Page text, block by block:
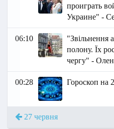
проиграть
Украине" -
06:10
"Звільнення
полону. Їх
чергу" -
00:28 Гороскоп на
27 червня